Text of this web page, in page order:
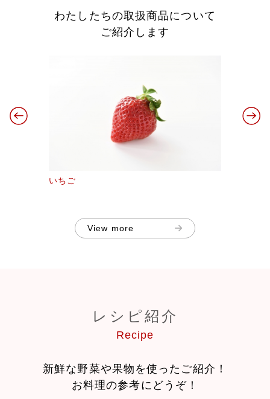
わたしたちの取扱商品について
ご紹介します
いちご
View more
レシピ紹介
Recipe
新鮮な野菜や果物を使ったご紹介！
お料理の参考にどうぞ！